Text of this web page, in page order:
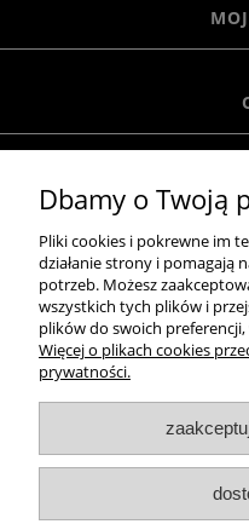
WSZELKIE PRAWA
pokaż
Dbamy o Twoją
Pliki cookies i pokrewne im
działanie strony i pomagają
potrzeb. Możesz
wszystkich tych plików i
plików do swoich
Więcej o plikach cookies
prywatności.